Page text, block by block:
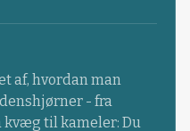
af, hvordan man
- fra
kvæg til kameler: Du